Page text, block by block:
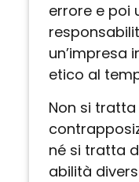
errore e poi
un’impresa
etico al
Non si
né si tratta
abilità